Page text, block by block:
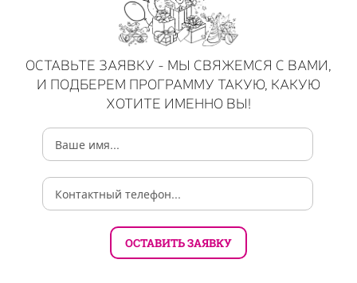
ОСТАВЬТЕ ЗАЯВКУ - МЫ СВЯЖЕМСЯ С ВАМИ,
И ПОДБЕРЕМ ПРОГРАММУ ТАКУЮ, КАКУЮ
ХОТИТЕ ИМЕННО ВЫ!